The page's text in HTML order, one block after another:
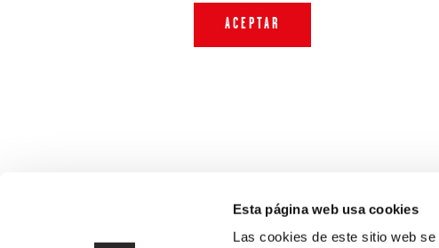
Esta página web usa cookies
Las cookies de este sitio web